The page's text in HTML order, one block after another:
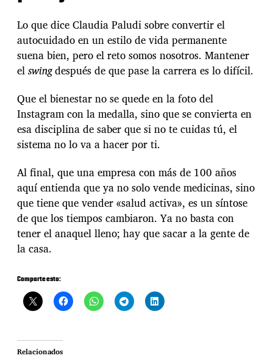
Lo que dice Claudia Paludi sobre convertir el
autocuidado en un estilo de vida permanente
suena bien, pero el reto somos nosotros. Mantener
elswingdespués de que pase la carrera es lo difícil.
Que el bienestar no se quede en la foto del
Instagram con la medalla, sino que se convierta en
esa disciplina de saber que si no te cuidas tú, el
sistema no lo va a hacer por ti.
Al final, que una empresa con más de 100 años
aquí entienda que ya no solo vende medicinas, sino
que tiene que vender «salud activa», es un síntose
de que los tiempos cambiaron. Ya no basta con
tener el anaquel lleno; hay que sacar a la gente de
la casa.
Comparte esto:
Relacionados